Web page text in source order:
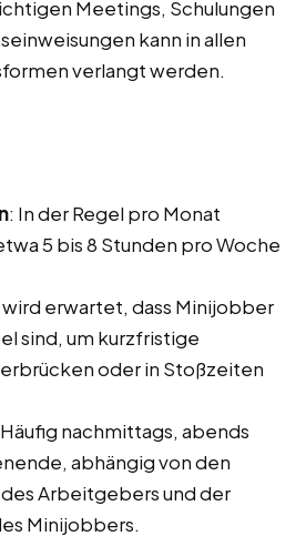
Meetings, Schulungen
kann in allen
verlangt werden.
: In der Regel pro Monat
5 bis 8 Stunden pro Woche
erwartet, dass Minijobber
sind, um kurzfristige
oder in Stoßzeiten
nachmittags, abends
abhängig von den
Arbeitgebers und der
Minijobbers.